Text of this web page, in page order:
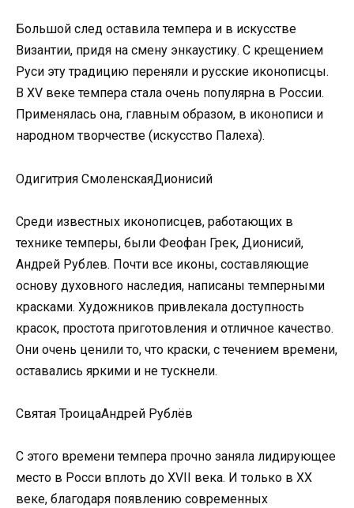
Большой след оставила темпера и в искусстве
Византии, придя на смену энкаустику. С крещением
Руси эту традицию переняли и русские иконописцы.
В XV веке темпера стала очень популярна в России.
Применялась она, главным образом, в иконописи и
народном творчестве (искусство Палеха).
Одигитрия СмоленскаяДионисий
Среди известных иконописцев, работающих в
технике темперы, были Феофан Грек, Дионисий,
Андрей Рублев. Почти все иконы, составляющие
основу духовного наследия, написаны темперными
красками. Художников привлекала доступность
красок, простота приготовления и отличное качество.
Они очень ценили то, что краски, с течением времени,
оставались яркими и не тускнели.
Святая ТроицаАндрей Рублёв
С этого времени темпера прочно заняла лидирующее
место в Росси вплоть до XVII века. И только в XX
веке, благодаря появлению современных